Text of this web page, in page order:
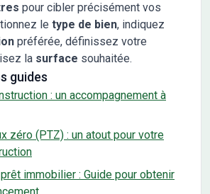
pour cibler précisément vos
le type de bien, indiquez
préférée, définissez votre
la surface souhaitée.
guides
: un accompagnement à
zéro (PTZ) : un atout pour votre
immobilier : Guide pour obtenir